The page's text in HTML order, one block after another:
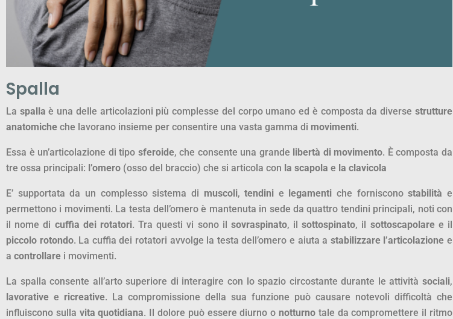
Spalla
La spalla è una delle articolazioni più complesse del corpo umano ed è composta da diverse strutture
anatomiche che lavorano insieme per consentire una vasta gamma di movimenti.
Essa è un’articolazione di tipo sferoide, che consente una grande libertà di movimento. È composta da
tre ossa principali: l’omero (osso del braccio) che si articola con la scapola e la clavicola
E’ supportata da un complesso sistema di muscoli,tendini e legamenti che fornisconostabilità e
permettono i movimenti. La testa dell’omero è mantenuta in sede da quattro tendini principali, noti con
il nome di cuffia dei rotatori. Tra questi vi sono il sovraspinato, ilsottospinato, il sottoscapolaree il
piccolo rotondo. La cuffia dei rotatori avvolge la testa dell’omero e aiuta a stabilizzare l’articolazione e
a controllare i movimenti.
La spalla consente all’arto superiore di interagire con lo spazio circostante durante le attività sociali,
lavorative e ricreative. La compromissione della sua funzione può causare notevoli difficoltà che
influiscono sulla vita quotidiana. Il dolore può essere diurno o notturno tale da compromettere il ritmo